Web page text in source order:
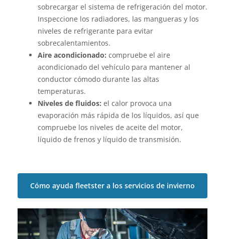
sobrecargar el sistema de refrigeración del motor.
Inspeccione los radiadores, las mangueras y los
niveles de refrigerante para evitar
sobrecalentamientos.
Aire acondicionado: compruebe el aire
acondicionado del vehículo para mantener al
conductor cómodo durante las altas
temperaturas.
Niveles de fluidos: el calor provoca una
evaporación más rápida de los líquidos, así que
compruebe los niveles de aceite del motor,
líquido de frenos y líquido de transmisión.
Cómo ayuda fleetster a los servicios de invierno